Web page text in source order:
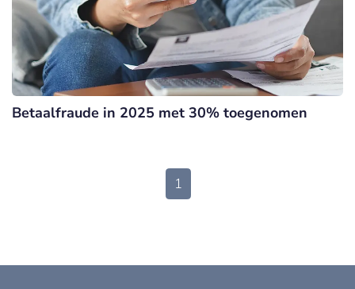
Betaalfraude in 2025 met 30% toegenomen
1